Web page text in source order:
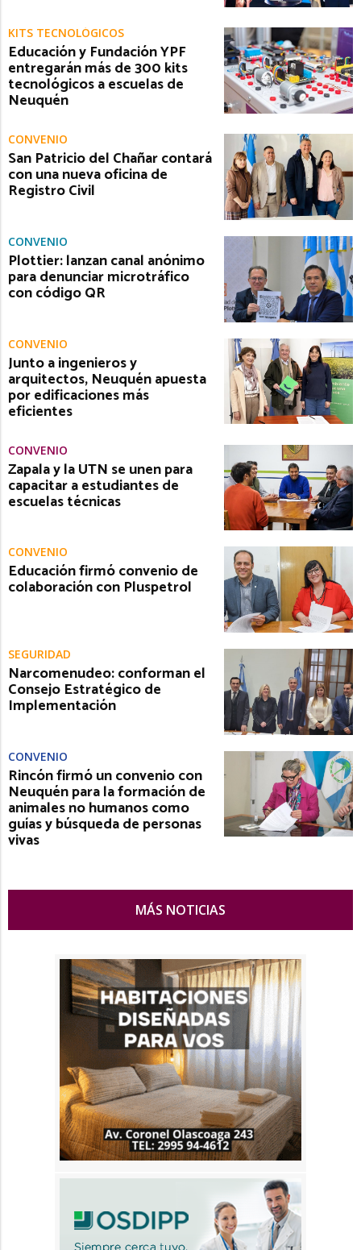
KITS TECNOLÓGICOS
Educación y Fundación YPF
entregarán más de 300 kits
tecnológicos a escuelas de
Neuquén
CONVENIO
San Patricio del Chañar contará
con una nueva oficina de
Registro Civil
CONVENIO
Plottier: lanzan canal anónimo
para denunciar microtráfico
con código QR
CONVENIO
Junto a ingenieros y
arquitectos, Neuquén apuesta
por edificaciones más
eficientes
CONVENIO
Zapala y la UTN se unen para
capacitar a estudiantes de
escuelas técnicas
CONVENIO
Educación firmó convenio de
colaboración con Pluspetrol
SEGURIDAD
Narcomenudeo: conforman el
Consejo Estratégico de
Implementación
CONVENIO
Rincón firmó un convenio con
Neuquén para la formación de
animales no humanos como
guías y búsqueda de personas
vivas
MÁS NOTICIAS